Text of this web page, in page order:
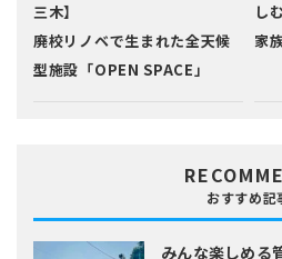
三木】
廃校リノベで生まれた全天候
型施設「OPEN SPACE」
し
家
おすすめ記
みんな楽しめる